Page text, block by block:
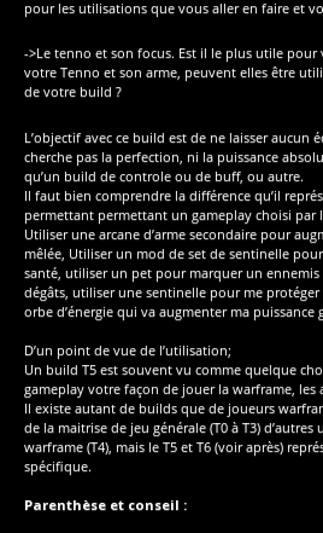
pour les utilisations que vous aller en faire et
->Le tenno et son focus. Est il le plus utile pour
votre Tenno et son arme, peuvent elles être
de votre build ?
L’objectif avec ce build est de ne laisser aucun
cherche pas la perfection, ni la puissance
qu’un build de controle ou de buff, ou autre.
Il faut bien comprendre la différence qu’il
permettant permettant un gameplay choisi par
Utiliser une arcane d’arme secondaire pour
mêlée, Utiliser un mod de set de sentinelle
santé, utiliser un pet pour marquer un ennemis
dégâts, utiliser une sentinelle pour me
orbe d’énergie qui va augmenter ma puissance
D’un point de vue de l’utilisation;
Un build T5 est souvent vu comme quelque
gameplay votre façon de jouer la warframe, les
Il existe autant de builds que de joueurs
de la maitrise de jeu générale (T0 à T3)
warframe (T4), mais le T5 et T6 (voir après)
spécifique.
Parenthèse et conseil :